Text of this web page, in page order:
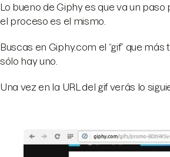
Lo bueno de Giphy es que va un
el proceso es el mismo.
Buscas en Giphy.com el “gif” que
sólo hay uno.
Una vez en la URL del gif verás lo